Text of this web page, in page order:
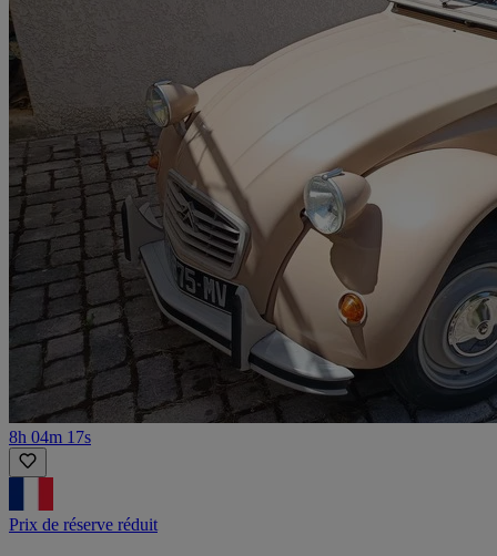
8h 04m 17s
Prix de réserve réduit